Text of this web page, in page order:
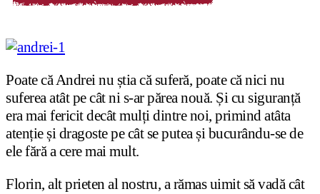
Poate că Andrei nu știa că suferă, poate că nici nu
suferea atât pe cât ni s-ar părea nouă. Și cu siguranță
era mai fericit decât mulți dintre noi, primind atâta
atenție și dragoste pe cât se putea și bucurându-se de
ele fără a cere mai mult.
Florin, alt prieten al nostru, a rămas uimit să vadă cât